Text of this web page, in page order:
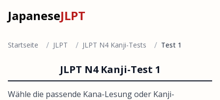
JapaneseJLPT
Startseite / JLPT / JLPT N4 Kanji-Tests / Test 1
JLPT N4 Kanji-Test 1
Wähle die passende Kana-Lesung oder Kanji-